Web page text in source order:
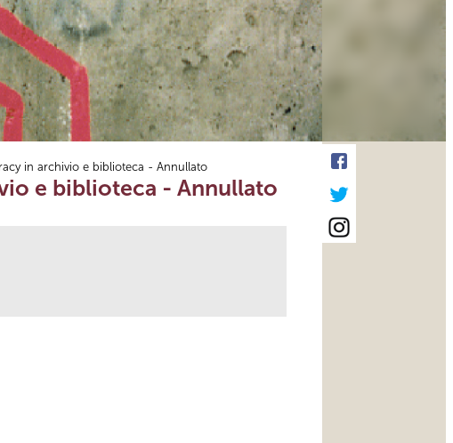
in archivio e biblioteca - Annullato
e biblioteca - Annullato